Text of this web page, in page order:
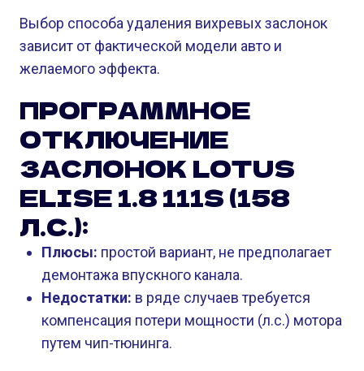
Выбор способа удаления вихревых заслонок
зависит от фактической модели авто и
желаемого эффекта.
ПРОГРАММНОЕ
ОТКЛЮЧЕНИЕ
ЗАСЛОНОК LOTUS
ELISE 1.8 111S (158
Л.С.):
Плюсы: простой вариант, не предполагает
демонтажа впускного канала.
Недостатки: в ряде случаев требуется
компенсация потери мощности (л.с.) мотора
путем чип-тюнинга.